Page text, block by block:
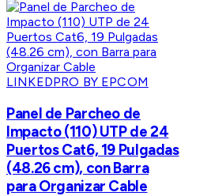
LINKEDPRO BY EPCOM
Panel de Parcheo de
Impacto (110) UTP de 24
Puertos Cat6, 19 Pulgadas
(48.26 cm), con Barra
para Organizar Cable